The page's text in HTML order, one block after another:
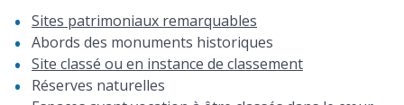
Sites patrimoniaux remarquables
Abords des monuments historiques
Site classé ou en instance de classement
Réserves naturelles